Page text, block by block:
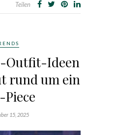
Teilen
Outfit-Ideen
rund um ein
Piece
15, 2025